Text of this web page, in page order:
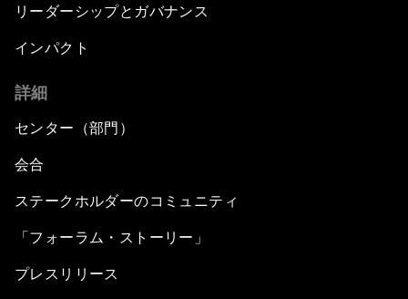
リーダーシップとガバナンス
インパクト
詳細
センター（部門）
会合
ステークホルダーのコミュニティ
「フォーラム・ストーリー」
プレスリリース